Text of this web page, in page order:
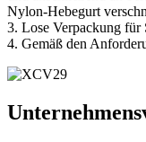
Nylon-Hebegurt
3. Lose Verpackung für
4. Gemäß den